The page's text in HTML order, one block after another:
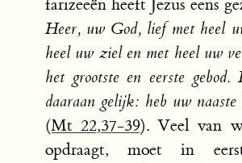
farizeeën heeft Jezus eens
Heer, uw God, lief met heel
heel uw ziel en met heel uw
het grootste en eerste
daaraan gelijk: heb uw
(Mt 22,37-39). Veel van
opdraagt, moet in